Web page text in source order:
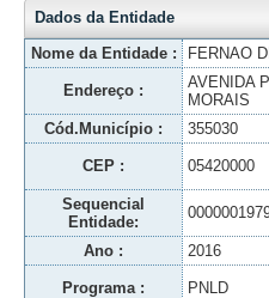
Dados da Entidade
Nome da Entidade :
FERNAO
Endereço :
AVENIDA
MORAIS
Cód.Município : 355030
CEP : 05420000
Sequencial
Entidade:
Ano : 2016
Programa : PNLD